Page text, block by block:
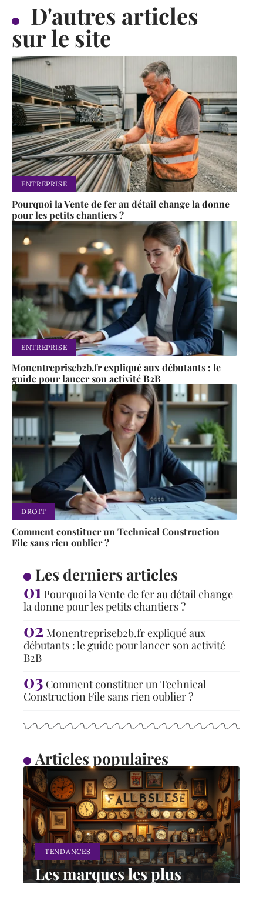
D'autres articles
sur le site
ENTREPRISE
Pourquoi la Vente de fer au détail change la donne
pour les petits chantiers ?
ENTREPRISE
Monentrepriseb2b.fr expliqué aux débutants : le
guide pour lancer son activité B2B
DROIT
Comment constituer un Technical Construction
File sans rien oublier ?
Les derniers articles
Pourquoi la Vente de fer au détail change
la donne pour les petits chantiers ?
Monentrepriseb2b.fr expliqué aux
débutants : le guide pour lancer son activité
B2B
Comment constituer un Technical
Construction File sans rien oublier ?
Articles populaires
TENDANCES
Les marques les plus
anciennes et leur histoire